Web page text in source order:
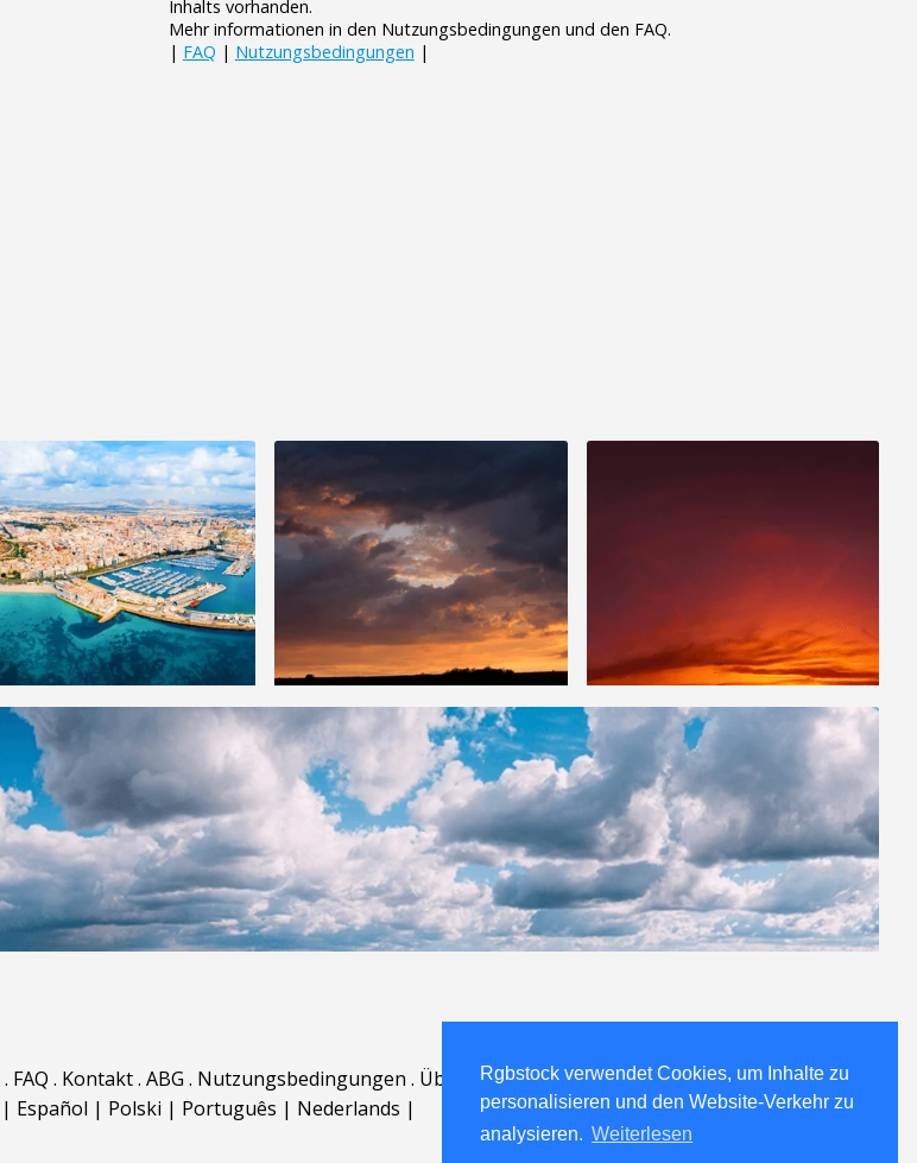
Rgbstock verwendet Cookies, um Inhalte zu
personalisieren und den Website-Verkehr zu
analysieren. Weiterlesen
Inhalts vorhanden.
Mehr informationen in den Nutzungsbedingungen und den FAQ.
| FAQ | Nutzungsbedingungen |
. FAQ . Kontakt. ABG . Nutzungsbedingungen . Über
| Español | Polski | Português | Nederlands |